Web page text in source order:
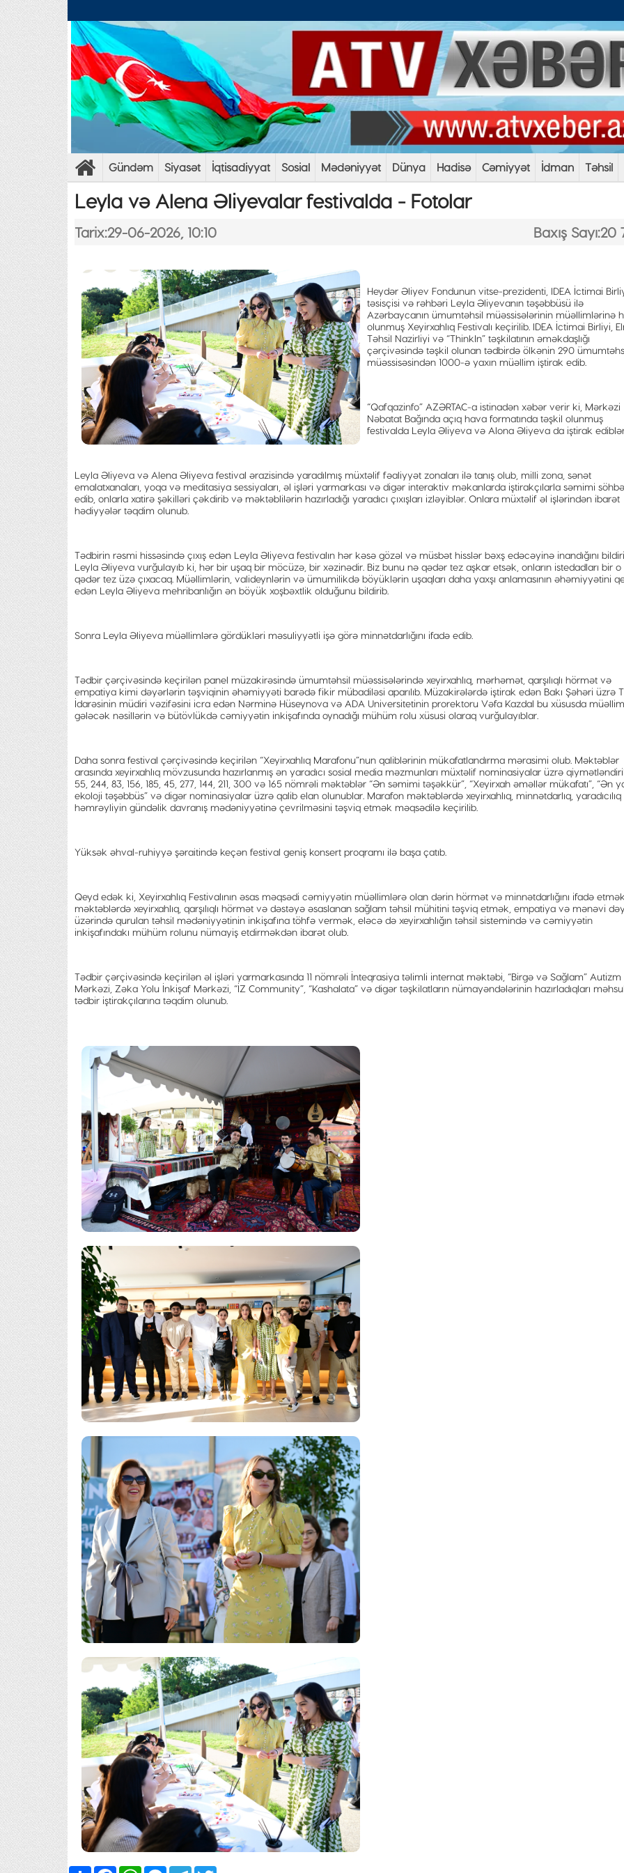
Gündəm Siyasət İqtisadiyyat Sosial Mədəniyyət Dünya Hadisə Cəmiyyət İdman Təhsil
Leyla və Alena Əliyevalar festivalda - Fotolar
Tarix:29-06-2026, 10:10 Baxış Sayı:20
Heydər Əliyev Fondunun vitse-prezidenti, IDEA İctimai
təsisçisi və rəhbəri Leyla Əliyevanın təşəbbüsü ilə
Azərbaycanın ümumtəhsil müəssisələrinin müəllimlərinə
olunmuş Xeyirxahlıq Festivalı keçirilib. IDEA İctimai Birliyi,
Təhsil Nazirliyi və “ThinkIn” təşkilatının əməkdaşlığı
çərçivəsində təşkil olunan tədbirdə ölkənin 290
müəssisəsindən 1000-ə yaxın müəllim iştirak edib.
“Qafqazinfo” AZƏRTAC-a istinadən xəbər verir ki, Mərkəzi
Nəbatat Bağında açıq hava formatında təşkil olunmuş
festivalda Leyla Əliyeva və Alona Əliyeva da iştirak
Leyla Əliyeva və Alena Əliyeva festival ərazisində yaradılmış müxtəlif fəaliyyət zonaları ilə tanış olub, milli zona, sənət
emalatxanaları, yoqa və meditasiya sessiyaları, əl işləri yarmarkası və digər interaktiv məkanlarda iştirakçılarla səmimi
edib, onlarla xatirə şəkilləri çəkdirib və məktəblilərin hazırladığı yaradıcı çıxışları izləyiblər. Onlara müxtəlif əl işlərindən ibarət
hədiyyələr təqdim olunub.
Tədbirin rəsmi hissəsində çıxış edən Leyla Əliyeva festivalın hər kəsə gözəl və müsbət hisslər bəxş edəcəyinə inandığını
Leyla Əliyeva vurğulayıb ki, hər bir uşaq bir möcüzə, bir xəzinədir. Biz bunu nə qədər tez aşkar etsək, onların istedadları bir o
qədər tez üzə çıxacaq. Müəllimlərin, valideynlərin və ümumilikdə böyüklərin uşaqları daha yaxşı anlamasının əhəmiyyətini
edən Leyla Əliyeva mehribanlığın ən böyük xoşbəxtlik olduğunu bildirib.
Sonra Leyla Əliyeva müəllimlərə gördükləri məsuliyyətli işə görə minnətdarlığını ifadə edib.
Tədbir çərçivəsində keçirilən panel müzakirəsində ümumtəhsil müəssisələrində xeyirxahlıq, mərhəmət, qarşılıqlı hörmət və
empatiya kimi dəyərlərin təşviqinin əhəmiyyəti barədə fikir mübadiləsi aparılıb. Müzakirələrdə iştirak edən Bakı Şəhəri üzrə
İdarəsinin müdiri vəzifəsini icra edən Nərminə Hüseynova və ADA Universitetinin prorektoru Vəfa Kazdal bu xüsusda
gələcək nəsillərin və bütövlükdə cəmiyyətin inkişafında oynadığı mühüm rolu xüsusi olaraq vurğulayıblar.
Daha sonra festival çərçivəsində keçirilən “Xeyirxahlıq Marafonu”nun qaliblərinin mükafatlandırma mərasimi olub. Məktəblər
arasında xeyirxahlıq mövzusunda hazırlanmış ən yaradıcı sosial media məzmunları müxtəlif nominasiyalar üzrə
55, 244, 83, 156, 185, 45, 277, 144, 211, 300 və 165 nömrəli məktəblər “Ən səmimi təşəkkür”, “Xeyirxah əməllər mükafatı”, “Ən
ekoloji təşəbbüs” və digər nominasiyalar üzrə qalib elan olunublar. Marafon məktəblərdə xeyirxahlıq, minnətdarlıq,
həmrəyliyin gündəlik davranış mədəniyyətinə çevrilməsini təşviq etmək məqsədilə keçirilib.
Yüksək əhval-ruhiyyə şəraitində keçən festival geniş konsert proqramı ilə başa çatıb.
Qeyd edək ki, Xeyirxahlıq Festivalının əsas məqsədi cəmiyyətin müəllimlərə olan dərin hörmət və minnətdarlığını ifadə
məktəblərdə xeyirxahlıq, qarşılıqlı hörmət və dəstəyə əsaslanan sağlam təhsil mühitini təşviq etmək, empatiya və mənəvi
üzərində qurulan təhsil mədəniyyətinin inkişafına töhfə vermək, eləcə də xeyirxahlığın təhsil sistemində və cəmiyyətin
inkişafındakı mühüm rolunu nümayiş etdirməkdən ibarət olub.
Tədbir çərçivəsində keçirilən əl işləri yarmarkasında 11 nömrəli İnteqrasiya təlimli internat məktəbi, “Birgə və Sağlam” Autizm
Mərkəzi, Zəka Yolu İnkişaf Mərkəzi, “İZ Community”, “Kashalata” və digər təşkilatların nümayəndələrinin hazırladıqları
tədbir iştirakçılarına təqdim olunub.